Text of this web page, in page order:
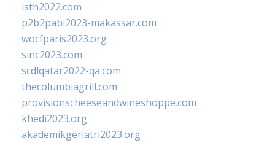
isth2022.com
p2b2pabi2023-makassar.com
wocfparis2023.org
sinc2023.com
scdlqatar2022-qa.com
thecolumbiagrill.com
provisionscheeseandwineshoppe.com
khedi2023.org
akademikgeriatri2023.org